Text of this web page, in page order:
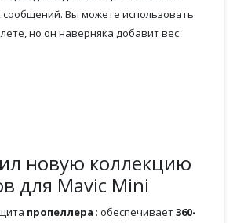
сообщений. Вы можете использовать
но он наверняка добавит вес
новую коллекцию
для Mavic Mini
пропеллера : обеспечивает360-